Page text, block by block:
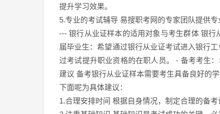
提升学习效果。
5.专业的考试辅导 易搜职考网的专家团队提供
--- 银行从业证样本的适用对象与考生群体 银
届毕业生：希望通过银行从业证考试进入银行
过考试提升职业资格的在职人员。 - 备考考生
建议 备考银行从业证样本需要考生具备良好的
下面呢为具体建议：
1.合理安排时间 根据自身情况，制定合理的备